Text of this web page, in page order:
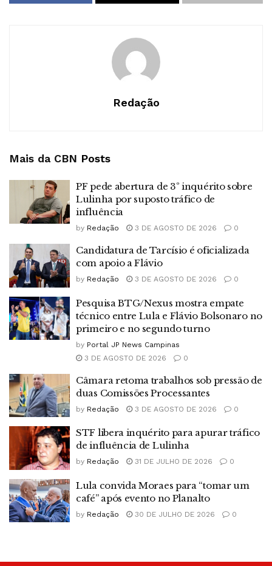
Redação
Mais da CBN Posts
PF pede abertura de 3º inquérito sobre
Lulinha por suposto tráfico de
influência
by Redação 3 DE AGOSTO DE 2026 0
Candidatura de Tarcísio é oficializada
com apoio a Flávio
by Redação 3 DE AGOSTO DE 2026 0
Pesquisa BTG/Nexus mostra empate
técnico entre Lula e Flávio Bolsonaro no
primeiro e no segundo turno
by Portal JP News Campinas
3 DE AGOSTO DE 2026
0
Câmara retoma trabalhos sob pressão de
duas Comissões Processantes
by Redação 3 DE AGOSTO DE 2026 0
STF libera inquérito para apurar tráfico
de influência de Lulinha
by Redação 31 DE JULHO DE 2026 0
Lula convida Moraes para “tomar um
café” após evento no Planalto
by Redação 30 DE JULHO DE 2026 0